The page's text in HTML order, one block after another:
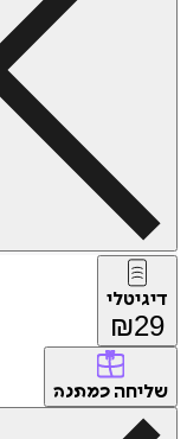
דיגיטלי
₪29
שליחה כמתנה